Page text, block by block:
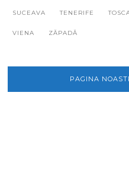
SUCEAVA TENERIFE
VIENA ZĂPADĂ
PAGINA